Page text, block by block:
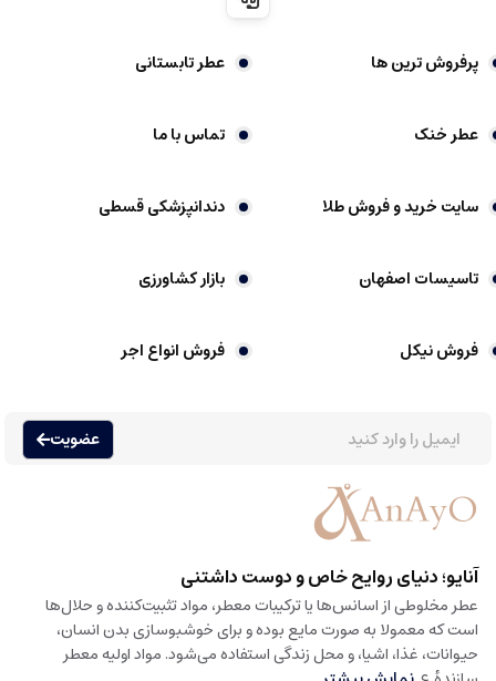
پرفروش ترین ها عطر تابستانی
عطر خنک تماس با ما
سایت خرید و فروش طلا دندانپزشکی قسطی
تاسیسات اصفهان بازار کشاورزی
فروش نیکل فروش انواع اجر
عضویت
آنایو؛ دنیای روایح خاص و دوست داشتنی
عطر مخلوطی از اسانس‌ها یا ترکیبات معطر، مواد تثبیت‌کننده و حلال‌ها
است که معمولا به صورت مایع بوده و برای خوشبوسازی بدن انسان،
حیوانات، غذا، اشیا، و محل زندگی استفاده می‌شود. مواد اولیه معطر